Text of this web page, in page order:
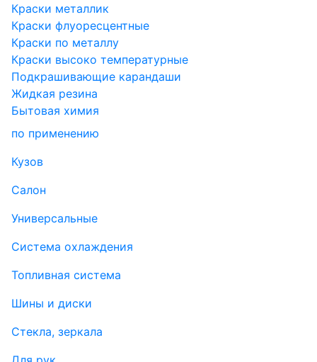
Краски металлик
Краски флуоресцентные
Краски по металлу
Краски высоко температурные
Подкрашивающие карандаши
Жидкая резина
Бытовая химия
по применению
Кузов
Салон
Универсальные
Система охлаждения
Топливная система
Шины и диски
Стекла, зеркала